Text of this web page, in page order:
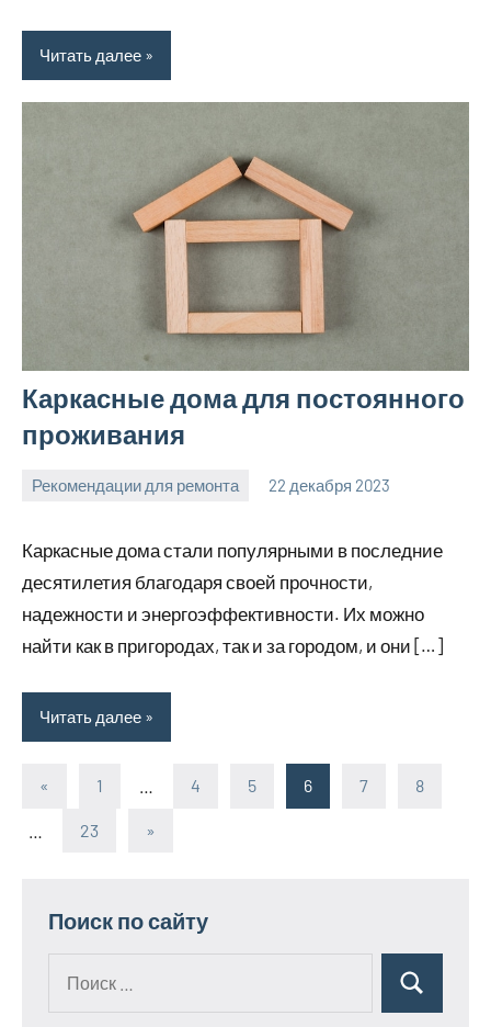
Читать далее
Каркасные дома для постоянного
проживания
Рекомендации для ремонта 22 декабря 2023
Каркасные дома стали популярными в последние
десятилетия благодаря своей прочности,
надежности и энергоэффективности. Их можно
найти как в пригородах, так и за городом, и они […]
Читать далее
«
Предыдущие
1 4 5 6 7 8
23
Следующие
»
Поиск по сайту
Поиск